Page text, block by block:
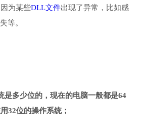
为某些DLL文件出现了异常，比如感
等。
是多少位的，现在的电脑一般都是64
32位的操作系统；